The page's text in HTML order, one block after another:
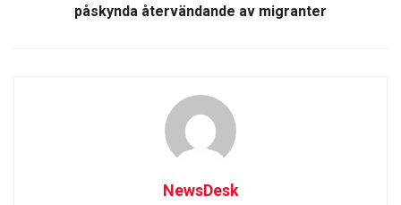
påskynda återvändande av migranter
NewsDesk